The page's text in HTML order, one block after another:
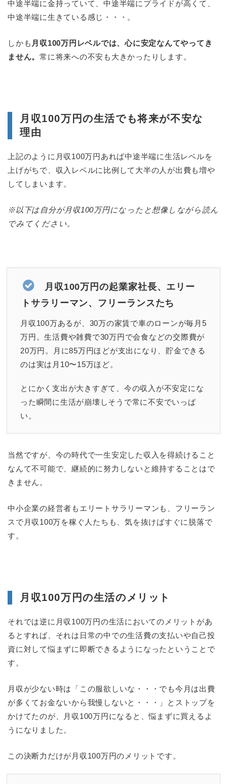
中途半端に金持っていて、中途半端にプライドが高くて、
中途半端に生きている感じ・・・。
しかも 月収100万円レベルでは、心に安定なんてやってき
ません。常に将来への不安も大きかったりします。
月収100万円の生活でも将来が不安な
理由
上記のように月収100万円あれば中途半端に生活レベルを
上げがちで、収入レベルに比例して大半の人が出費も増や
してしまいます。
※以下は自分が月収100万円になったと想像しながら読ん
でみてください。
月収100万円の起業家社長、エリー
トサラリーマン、フリーランスたち
月収100万あるが、30万の家賃で車のローンが毎月5
万円。生活費や雑費で30万円で会食などの交際費が
20万円。月に85万円ほどが支出になり、貯金できる
のは実は月10〜15万ほど。
とにかく支出が大きすぎて、今の収入が不安定にな
った瞬間に生活が崩壊しそうで常に不安でいっぱ
い。
当然ですが、今の時代で一生安定した収入を得続けること
なんて不可能で、継続的に努力しないと維持することはで
きません。
中小企業の経営者もエリートサラリーマンも、フリーラン
スで月収100万を稼ぐ人たちも、気を抜けばすぐに脱落で
す。
月収100万円の生活のメリット
それでは逆に月収100万円の生活においてのメリットがあ
るとすれば、それは日常の中での生活費の支払いや自己投
資に対して悩まずに即断できるようになったということで
す。
月収が少ない時は「この服欲しいな・・・でも今月は出費
が多くてお金ないから我慢しないと・・・」とストップを
かけてたのが、月収100万円になると、悩まずに買えるよ
うになりました。
この決断力だけが月収100万円のメリットです。